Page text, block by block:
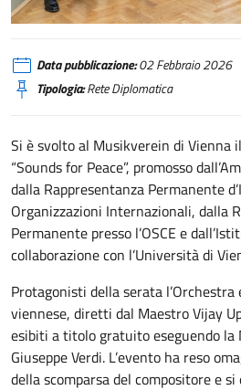
Vienna, concerto di beneficenza “Sound for
Data pubblicazione:02 Febbraio 2026
Tipologia:Rete Diplomatica
Si è svolto al Musikverein di Vienna
“Sounds for Peace”, promosso
dalla Rappresentanza Permanente
Organizzazioni Internazionali, dalla
Permanente presso l’OSCE e
collaborazione con l’Università di
Protagonisti della serata l’Orchestra
viennese, diretti dal Maestro Vijay
esibiti a titolo gratuito eseguendo la
Giuseppe Verdi. L’evento ha reso
della scomparsa del compositore e